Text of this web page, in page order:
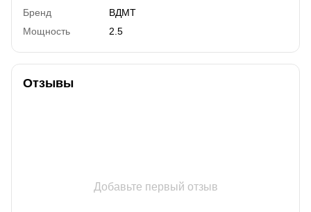
Бренд
ВДМТ
Мощность
2.5
Отзывы
Добавьте первый отзыв